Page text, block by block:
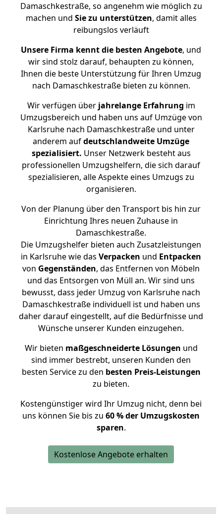
Damaschkestraße, so angenehm wie möglich zu
machen und Sie zu unterstützen, damit alles
reibungslos verläuft
Unsere Firma kennt die besten Angebote, und
wir sind stolz darauf, behaupten zu können,
Ihnen die beste Unterstützung für Ihren Umzug
nach Damaschkestraße bieten zu können.
Wir verfügen überjahrelange Erfahrung im
Umzugsbereich und haben uns auf Umzüge von
Karlsruhe nach Damaschkestraße und unter
anderem aufdeutschlandweite Umzüge
spezialisiert. Unser Netzwerk besteht aus
professionellen Umzugshelfern, die sich darauf
spezialisieren, alle Aspekte eines Umzugs zu
organisieren.
Von der Planung über den Transport bis hin zur
Einrichtung Ihres neuen Zuhause in
Damaschkestraße.
Die Umzugshelfer bieten auch Zusatzleistungen
in Karlsruhe wie das Verpacken und Entpacken
von Gegenständen, das Entfernen von Möbeln
und das Entsorgen von Müll an. Wir sind uns
bewusst, dass jeder Umzug von Karlsruhe nach
Damaschkestraße individuell ist und haben uns
daher darauf eingestellt, auf die Bedürfnisse und
Wünsche unserer Kunden einzugehen.
Wir bieten maßgeschneiderte Lösungen und
sind immer bestrebt, unseren Kunden den
besten Service zu den besten Preis-Leistungen
zu bieten.
Kostengünstiger wird Ihr Umzug nicht, denn bei
uns können Sie bis zu 60 % der Umzugskosten
sparen.
Kostenlose Angebote erhalten